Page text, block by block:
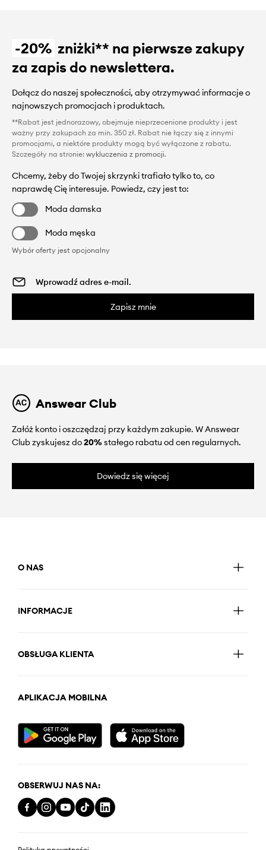
-20% zniżki** na pierwsze zakupy
za zapis do newslettera.
Dołącz do naszej społeczności, aby otrzymywać informacje o
najnowszych promocjach i produktach.
**Rabat jest jednorazowy, obejmuje nieprzecenione produkty i jest
ważny przy zakupach za min. 350 zł. Rabat nie łączy się z innymi
promocjami, a niektóre produkty mogą być wyłączone z rabatu.
Szczegóły na stronie: wykluczenia z promocji.
Chcemy, żeby do Twojej skrzynki trafiało tylko to, co
naprawdę Cię interesuje. Powiedz, czy jest to:
Moda damska
Moda męska
Wybór oferty jest opcjonalny
Zapisz mnie
Answear Club
Załóż konto i oszczędzaj przy każdym zakupie. W Answear
Club zyskujesz do20%stałego rabatu od cen regularnych.
Dowiedz się więcej
O NAS
INFORMACJE
OBSŁUGA KLIENTA
APLIKACJA MOBILNA
OBSERWUJ NAS NA: